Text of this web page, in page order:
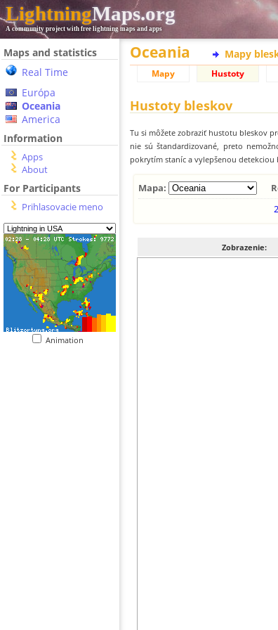
LightningMaps.org
A community project with free lightning maps and apps
Maps and statistics
Real Time
Európa
Oceania
America
Information
Apps
About
For Participants
Prihlasovacie meno
Animation
Oceania Mapy
Mapy Hustoty
Hustoty bleskov
Tu si môžete zobraziť hustotu bleskov
nie sú štandardizované, preto
pokrytím staníc a vylepšenou
Mapa:
Zobrazenie: